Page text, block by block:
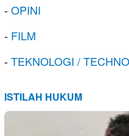
-OPINI
- FILM
-TEKNOLOGI / TECHNO
ISTILAH HUKUM